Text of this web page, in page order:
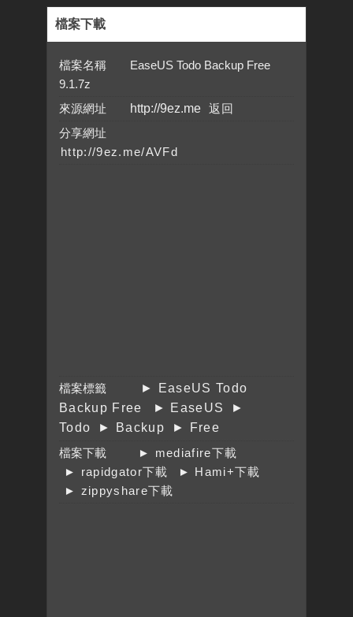
檔案下載
檔案名稱 EaseUS Todo Backup Free
9.1.7z
來源網址
http://9ez.me
分享網址
檔案標籤
► EaseUS Todo
Backup Free
► EaseUS
►
Todo
► Backup
► Free
檔案下載